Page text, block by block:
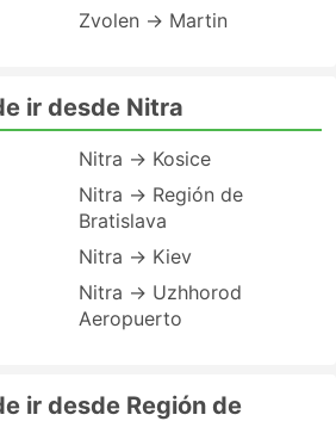
Zvolen → Martin
ir desde Nitra
Nitra → Kosice
Nitra → Región de
Bratislava
Nitra → Kiev
Nitra → Uzhhorod
Aeropuerto
ir desde Región de